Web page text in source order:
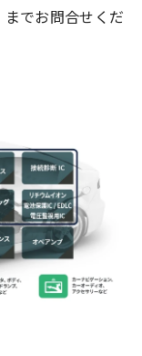
までお問合せくだ